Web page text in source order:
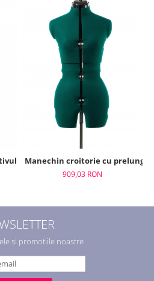
Adjustoform, FG515
Manechin croitorie cu
909,03 RON
si promotiile noastre